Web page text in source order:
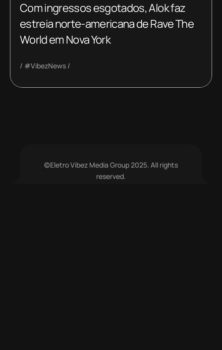
Com ingressos esgotados, Alok faz
estreia norte-americana de Rave The
World em Nova York
#VibezNews
©Eletro Vibez Media Group 2025. All rights
reserved.